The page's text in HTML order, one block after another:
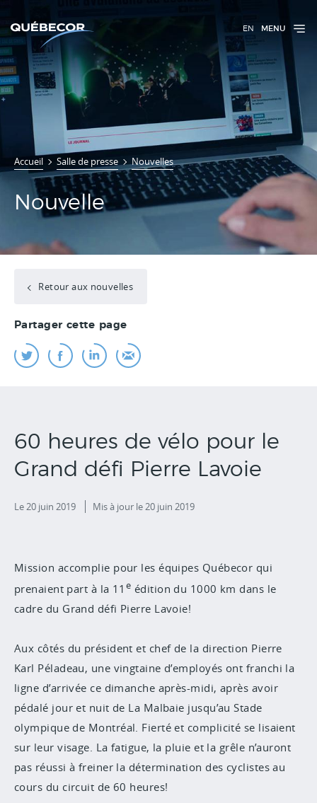
EN MENU
Accueil Salle de presse Nouvelles
Nouvelle
Retour aux nouvelles
Partager cette page
60 heures de vélo pour le
Grand défi Pierre Lavoie
Le 20 juin 2019 Mis à jour le 20 juin 2019
Mission accomplie pour les équipes Québecor qui
prenaient part à la 11 e édition du 1000 km dans le
cadre du Grand défi Pierre Lavoie!
Aux côtés du président et chef de la direction Pierre
Karl Péladeau, une vingtaine d’employés ont franchi la
ligne d’arrivée ce dimanche après-midi, après avoir
pédalé jour et nuit de La Malbaie jusqu’au Stade
olympique de Montréal. Fierté et complicité se lisaient
sur leur visage. La fatigue, la pluie et la grêle n’auront
pas réussi à freiner la détermination des cyclistes au
cours du circuit de 60 heures!